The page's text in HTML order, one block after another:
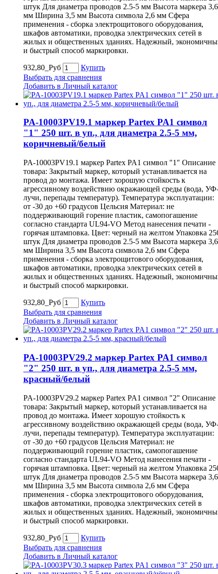
штук Для диаметра проводов 2.5-5 мм Высота маркера 3,6
мм Ширина 3,5 мм Высота символа 2,6 мм Сфера
применения - сборка электрощитового оборудования,
шкафов автоматики, проводка электрических сетей в
жилых и общественных зданиях. Надежный,
и быстрый способ маркировки.
932,80_Руб
Купить
Выбрать для сравнения
Добавить в Личный каталог
PA-10003PV19.1 маркер Partex PA1 символ
"1" 250 шт. в уп., для диаметра 2.5-5 мм,
коричневый/белый
PA-10003PV19.1 маркер Partex PA1 символ "1" Описание
товара: Закрытый маркер, который устанавливается на
провод до монтажа. Имеет хорошую стойкость к
агрессивному воздействию окражающей среды (вода,
лучи, перепады температур). Температура эксплуатации:
от -30 до +60 градусов Цельсия Материал: не
поддерживающий горение пластик, самопогашение
согласно стандарта UL94-VO Метод нанесения печати -
горячая штамповка. Цвет: черный на желтом Упаковка
штук Для диаметра проводов 2.5-5 мм Высота маркера 3,6
мм Ширина 3,5 мм Высота символа 2,6 мм Сфера
применения - сборка электрощитового оборудования,
шкафов автоматики, проводка электрических сетей в
жилых и общественных зданиях. Надежный,
и быстрый способ маркировки.
932,80_Руб
Купить
Выбрать для сравнения
Добавить в Личный каталог
PA-10003PV29.2 маркер Partex PA1 символ
"2" 250 шт. в уп., для диаметра 2.5-5 мм,
красный/белый
PA-10003PV29.2 маркер Partex PA1 символ "2" Описание
товара: Закрытый маркер, который устанавливается на
провод до монтажа. Имеет хорошую стойкость к
агрессивному воздействию окражающей среды (вода,
лучи, перепады температур). Температура эксплуатации:
от -30 до +60 градусов Цельсия Материал: не
поддерживающий горение пластик, самопогашение
согласно стандарта UL94-VO Метод нанесения печати -
горячая штамповка. Цвет: черный на желтом Упаковка
штук Для диаметра проводов 2.5-5 мм Высота маркера 3,6
мм Ширина 3,5 мм Высота символа 2,6 мм Сфера
применения - сборка электрощитового оборудования,
шкафов автоматики, проводка электрических сетей в
жилых и общественных зданиях. Надежный,
и быстрый способ маркировки.
932,80_Руб
Купить
Выбрать для сравнения
Добавить в Личный каталог